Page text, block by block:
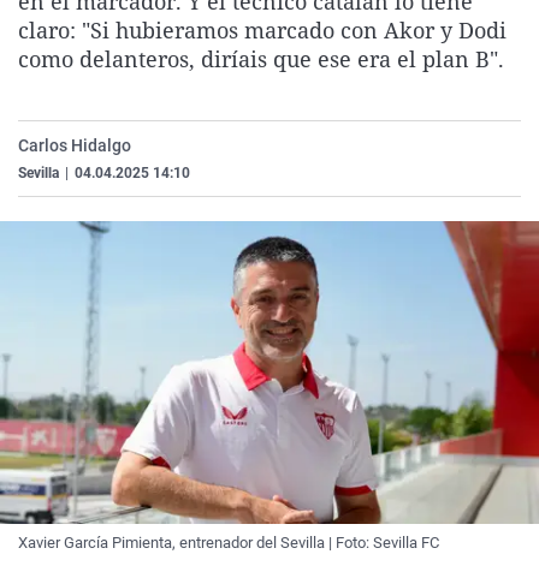
La rosa de los vientos
Gente viajera
Caso
Retornados
Extremadura
Galicia
Virales
Televisión
claro: "Si hubieramos marcado con Akor y Dodi
como delanteros, diríais que ese era el plan B".
Carlos Hidalgo
Sevilla 04.04.2025 14:10
Xavier García Pimienta, entrenador del Sevilla | Foto: Sevilla FC